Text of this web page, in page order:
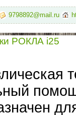
9798892@mail.ru
РОКЛА i25